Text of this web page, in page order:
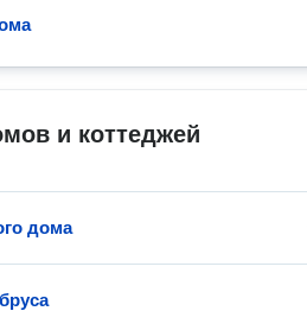
и коттеджей
дома